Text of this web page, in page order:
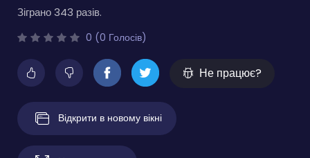
Зіграно 343 разів.
0 (0 Голосів)
Не працює?
Відкрити в новому вікні